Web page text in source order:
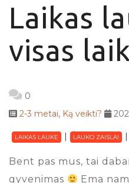
Laikas
visas
0
2-3 metai, Ką veikti?
LAIKAS LAUKE LAUKO ZAISLAI
Bent pas mus, tai
gyvenimas
Ema